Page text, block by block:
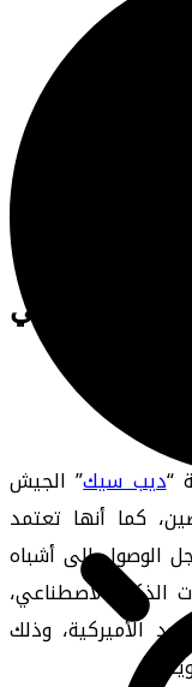
الصيني
“ديب سيك” الجيش
كما أنها تعتمد
الوصول إلى أشباه
الذكاء الاصطناعي،
الأميركية، وذلك